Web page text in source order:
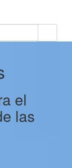
el
las